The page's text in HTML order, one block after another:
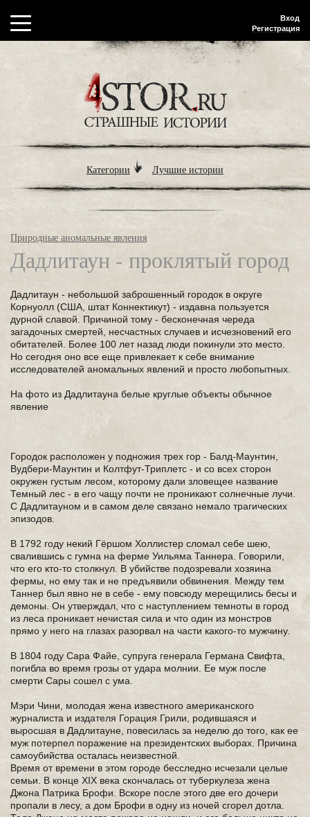
Вход
Регистрация
Категории Лучшие истории
Природные аномальные явления
Дадлитаун - проклятый город
Дадлитаун - небольшой заброшенный городок в округе
Корнуолл (США, штат Коннектикут) - издавна пользуется
дурной славой. Причиной тому - бесконечная череда
загадочных смертей, несчастных случаев и исчезновений его
обитателей. Более 100 лет назад люди покинули это место.
Но сегодня оно все еще привлекает к себе внимание
исследователей аномальных явлений и просто любопытных.
На фото из Дадлитауна белые круглые объекты обычное
явление
Городок расположен у подножия трех гор - Балд-Маунтин,
Вудбери-Маунтин и Колтфут-Триплетс - и со всех сторон
окружен густым лесом, которому дали зловещее название
Темный лес - в его чащу почти не проникают солнечные лучи.
С Дадлитауном и в самом деле связано немало трагических
эпизодов.
В 1792 году некий Гёршом Холлистер сломал себе шею,
свалившись с гумна на ферме Уильяма Таннера. Говорили,
что его кто-то столкнул. В убийстве подозревали хозяина
фермы, но ему так и не предъявили обвинения. Между тем
Таннер был явно не в себе - ему повсюду мерещились бесы и
демоны. Он утверждал, что с наступлением темноты в город
из леса проникает нечистая сила и что один из монстров
прямо у него на глазах разорвал на части какого-то мужчину.
В 1804 году Сара Файе, супруга генерала Германа Свифта,
погибла во время грозы от удара молнии. Ее муж после
смерти Сары сошел с ума.
Мэри Чини, молодая жена известного американского
журналиста и издателя Горация Грили, родившаяся и
выросшая в Дадлитауне, повесилась за неделю до того, как ее
муж потерпел поражение на президентских выборах. Причина
самоубийства осталась неизвестной.
Время от времени в этом городе бесследно исчезали целые
семьи. В конце XIX века скончалась от туберкулеза жена
Джона Патрика Брофи. Вскоре после этого две его дочери
пропали в лесу, а дом Брофи в одну из ночей сгорел дотла.